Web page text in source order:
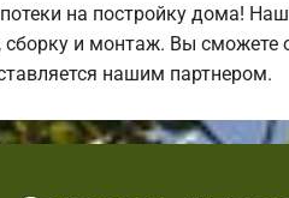
на постройку дома!
сборку и монтаж. Вы
нашим партнером.